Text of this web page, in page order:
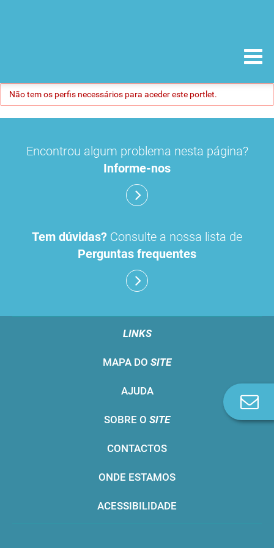
Não tem os perfis necessários para aceder este portlet.
Encontrou algum problema nesta página?
Informe-nos
Tem dúvidas? Consulte a nossa lista de
Perguntas frequentes
LINKS
MAPA DO SITE
AJUDA
SOBRE O SITE
CONTACTOS
ONDE ESTAMOS
ACESSIBILIDADE